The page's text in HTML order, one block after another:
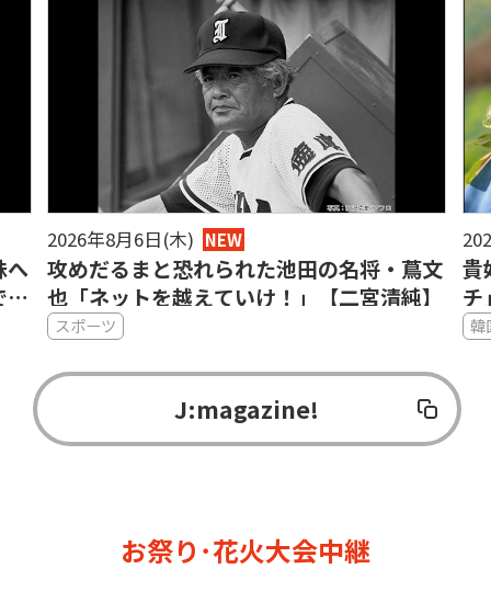
へ
2026年8月6日(木) NEW
攻めだるまと恐れられた池田の名将・蔦文
也「ネットを越えていけ！」【二宮清純】
スポーツ
貴
チ
図
韓
J:magazine!
お祭り･花火大会中継